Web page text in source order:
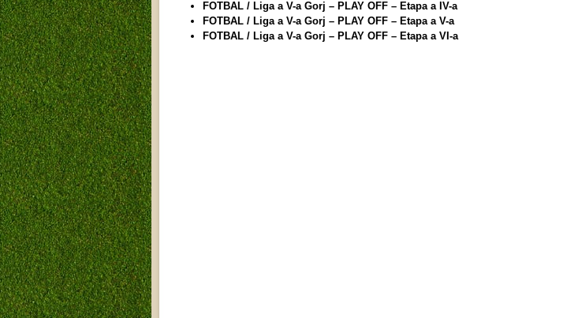
FOTBAL / Liga a V-a Gorj – PLAY OFF – Etapa a IV-a
FOTBAL / Liga a V-a Gorj – PLAY OFF – Etapa a V-a
FOTBAL / Liga a V-a Gorj – PLAY OFF – Etapa a VI-a